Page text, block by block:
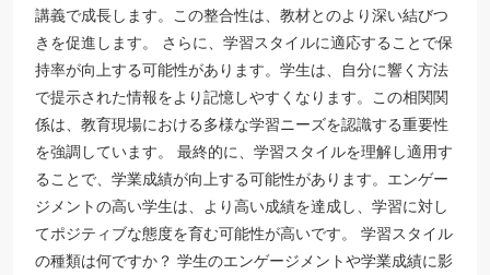
講義で成長します。この整合性は、教材とのより深い結びつ
きを促進します。 さらに、学習スタイルに適応することで保
持率が向上する可能性があります。学生は、自分に響く方法
で提示された情報をより記憶しやすくなります。この相関関
係は、教育現場における多様な学習ニーズを認識する重要性
を強調しています。 最終的に、学習スタイルを理解し適用す
ることで、学業成績が向上する可能性があります。エンゲー
ジメントの高い学生は、より高い成績を達成し、学習に対し
てポジティブな態度を育む可能性が高いです。 学習スタイル
の種類は何ですか？ 学生のエンゲージメントや学業成績に影